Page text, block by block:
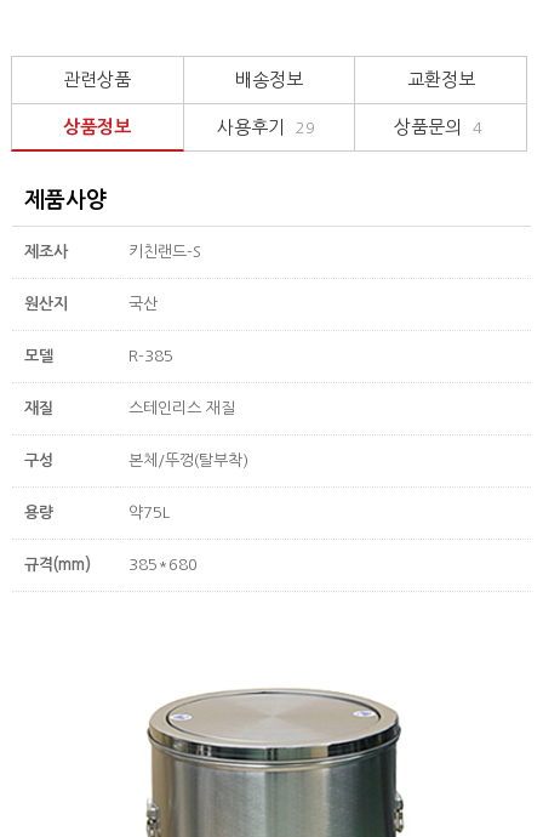
관련상품 배송정보 교환정보
상품정보 사용후기 29 상품문의 4
제품사양
제조사 키친랜드-S
원산지 국산
모델 R-385
재질 스테인리스 재질
구성 본체/뚜껑(탈부착)
용량 약75L
규격(mm) 385*680